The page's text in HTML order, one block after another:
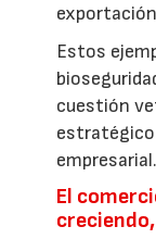
Estos
cuestión
empresarial.
El